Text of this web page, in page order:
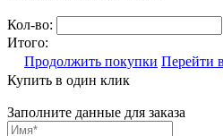
Кол-во:
Итого:
Продолжить покупки Перейти
Купить в один клик
Заполните данные для заказа